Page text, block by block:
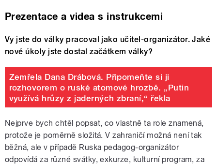
Prezentace a videa s instrukcemi
Vy jste do války pracoval jako učitel-organizátor. Jaké
nové úkoly jste dostal začátkem války?
Zemřela Dana Drábová. Připomeňte si ji
rozhovorem o ruské atomové hrozbě. „Putin
využívá hrůzy z jaderných zbraní,“ řekla
Nejprve bych chtěl popsat, co vlastně ta role znamená,
protože je poměrně složitá. V zahraničí možná není tak
běžná, ale v případě Ruska pedagog-organizátor
odpovídá za různé svátky, exkurze, kulturní program, za